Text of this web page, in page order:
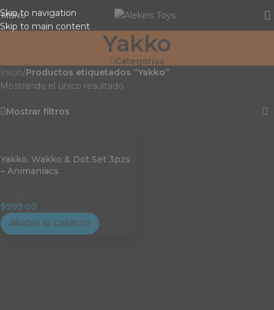
Skip to navigation
Skip to main content
MENU
Yakko
Categorías
Inicio/Productos etiquetados “Yakko”
Mostrando el único resultado
Mostrar filtros
Yakko, Wakko & Dot Set 3pzs
– Animaniacs
$999.00
AÑADIR AL CARRITO